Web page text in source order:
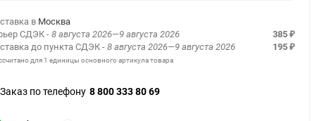
в Москва
СДЭК- 8 августа 2026—9 августа 2026 385 ₽
до пункта СДЭК- 8 августа 2026—9 августа 2026 195 ₽
для 1 единицы основного артикула товара
Заказ по телефону 8 800 333 80 69